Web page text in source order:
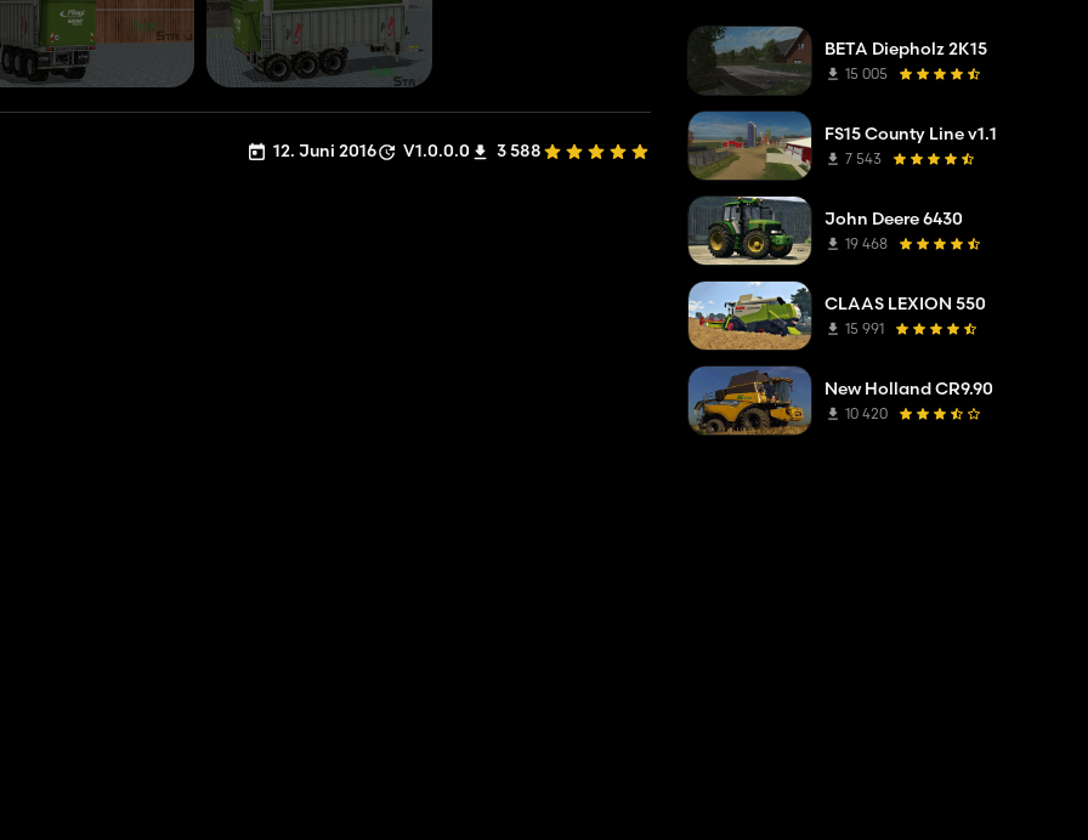
12. Juni 2016 V1.0.0.0 3 588
BETA Diepholz 2K15
15 005
FS15 County Line v1.1
7 543
John Deere 6430
19 468
CLAAS LEXION 550
15 991
New Holland CR9.90
10 420